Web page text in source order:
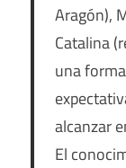
Aragón),
Catalina
una
alcanzar
El